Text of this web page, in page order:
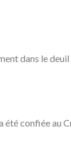
dans le
été confiée au